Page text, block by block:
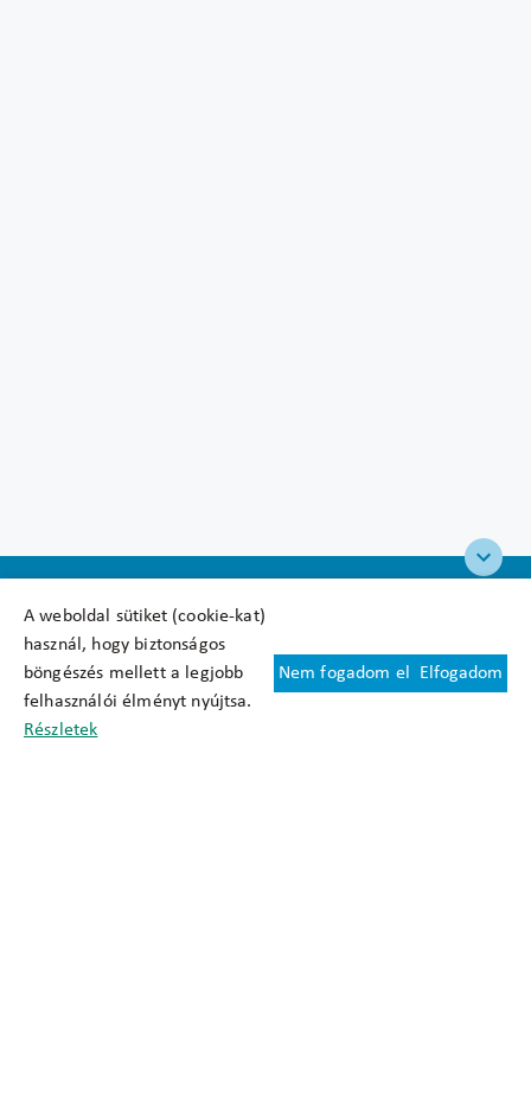
A weboldal sütiket (cookie-kat)
használ, hogy biztonságos
böngészés mellett a legjobb
felhasználói élményt nyújtsa.
Részletek
Nem fogadom el Elfogadom
Felhasználási feltételek